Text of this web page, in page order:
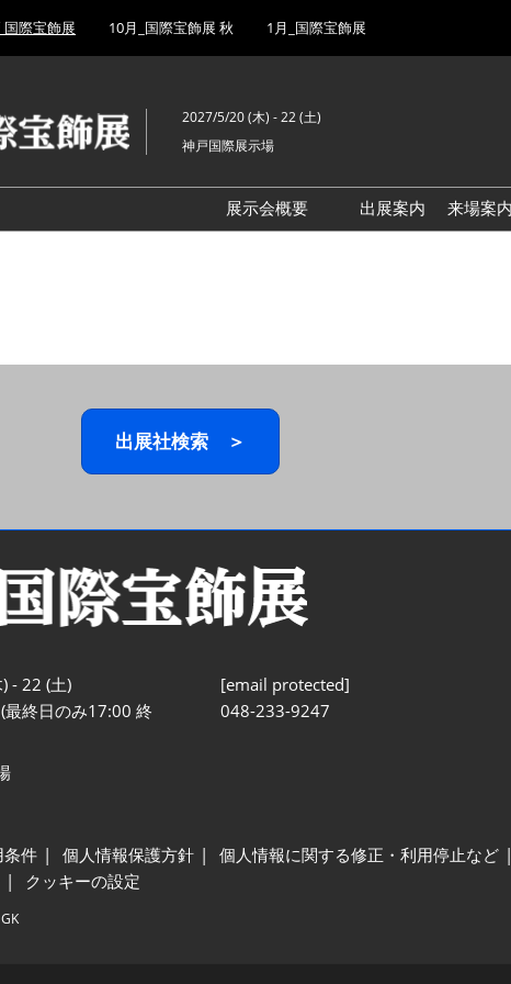
国際宝飾展 10月_国際宝飾展 秋 1月_国際宝飾展
2027/5/20 (木) - 22 (土)
神戸国際展示場
展示会概要
出展案内
来場案内
出展社検索 ＞
- 22 (土)
終日のみ17:00 終
[email protected]
048-233-9247
条件 個人情報保護方針 個人情報に関する修正・利用停止など
クッキーの設定